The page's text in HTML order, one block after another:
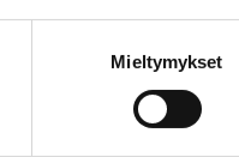
Mieltymykset